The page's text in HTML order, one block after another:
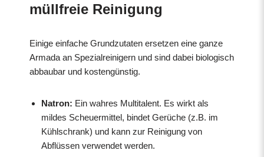
müllfreie Reinigung
Einige einfache Grundzutaten ersetzen eine ganze
Armada an Spezialreinigern und sind dabei biologisch
abbaubar und kostengünstig.
Natron: Ein wahres Multitalent. Es wirkt als
mildes Scheuermittel, bindet Gerüche (z.B. im
Kühlschrank) und kann zur Reinigung von
Abflüssen verwendet werden.